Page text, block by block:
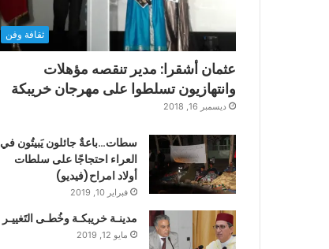
ثقافة وفن
عثمان أشقرا: مدير تنقصه مؤهلات
وانتهازيون تسلطوا على مهرجان خريبكة
ديسمبر 16, 2018
سطات…باعةٌ جائلون يَبيتُون في
العراء احتجاجًا على سلطات
أولاد امراح(فيديو)
فبراير 10, 2019
مدينـة خريبكـة وخُطـى التَغييـر
مايو 12, 2019